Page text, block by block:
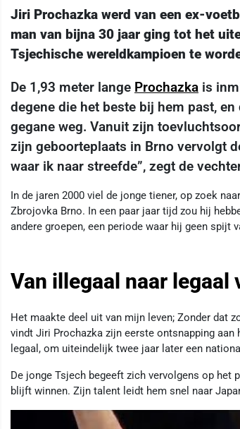
Jiri Prochazka werd van een ex-
man van bijna 30 jaar ging tot het
Tsjechische wereldkampioen te
De 1,93 meter lange Prochazka is
degene die het beste bij hem past,
gegane weg. Vanuit zijn
zijn geboorteplaats in Brno vervolgt
waar ik naar streefde”, zegt de
In de jaren 2000 viel de jonge tiener, op zoek
Zbrojovka Brno. In een paar jaar tijd zou hij
andere groepen, een periode waar hij geen spijt
Van illegaal naar legaal
Het maakte deel uit van mijn leven; Zonder dat
vindt Jiri Prochazka zijn eerste ontsnapping
legaal, om uiteindelijk twee jaar later een
De jonge Tsjech begeeft zich vervolgens op
blijft winnen. Zijn talent leidt hem snel naar